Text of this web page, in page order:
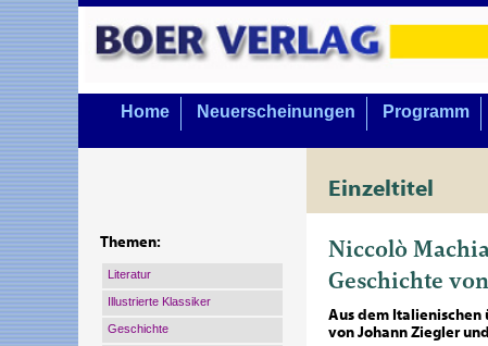
Home Neuerscheinungen Programm
Einzeltitel
Themen:
Literatur
Illustrierte Klassiker
Geschichte
Niccolò
Geschichte
Aus dem Italienischen
von Johann Ziegler